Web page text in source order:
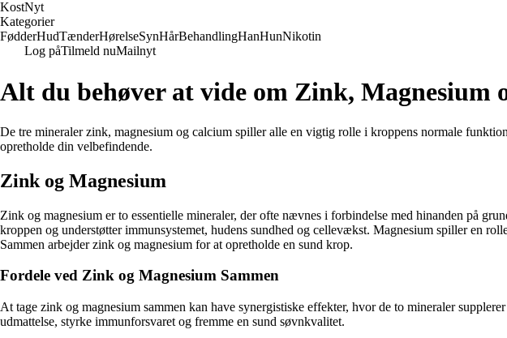
KostNyt
Kategorier
FødderHudTænderHørelseSynHårBehandlingHanHunNikotin
Log påTilmeld nuMailnyt
Alt du behøver at vide om Zink, Magnesium
De tre mineraler zink, magnesium og calcium spiller alle en vigtig rolle i kroppens normale
opretholde din velbefindende.
Zink og Magnesium
Zink og magnesium er to essentielle mineraler, der ofte nævnes i forbindelse med hinanden på
kroppen og understøtter immunsystemet, hudens sundhed og cellevækst. Magnesium spiller en
Sammen arbejder zink og magnesium for at opretholde en sund krop.
Fordele ved Zink og Magnesium Sammen
At tage zink og magnesium sammen kan have synergistiske effekter, hvor de to mineraler
udmattelse, styrke immunforsvaret og fremme en sund søvnkvalitet.